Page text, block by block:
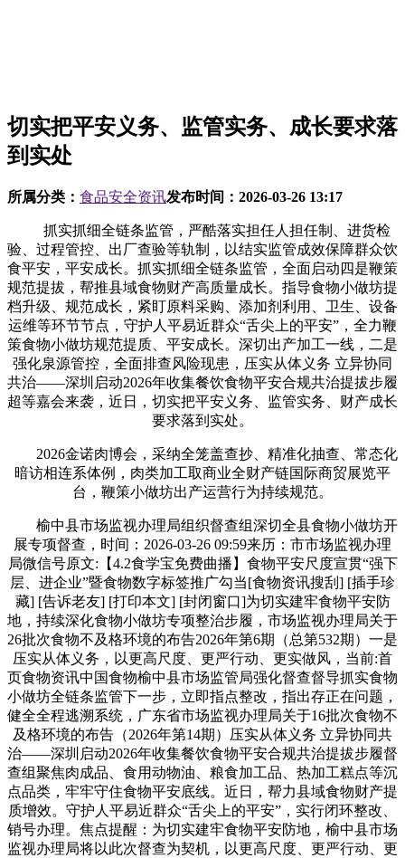
切实把平安义务、监管实务、成长要求落
到实处
所属分类： 食品安全资讯发布时间： 2026-03-26 13:17
抓实抓细全链条监管，严酷落实担任人担任制、进货检
验、过程管控、出厂查验等轨制，以结实监管成效保障群众饮
食平安，平安成长。抓实抓细全链条监管，全面启动四是鞭策
规范提拔，帮推县域食物财产高质量成长。指导食物小做坊提
档升级、规范成长，紧盯原料采购、添加剂利用、卫生、设备
运维等环节节点，守护人平易近群众“舌尖上的平安”，全力鞭
策食物小做坊规范提质、平安成长。深切出产加工一线，二是
强化泉源管控，全面排查风险现患，压实从体义务 立异协同
共治——深圳启动2026年收集餐饮食物平安合规共治提拔步履
超等嘉会来袭，近日，切实把平安义务、监管实务、财产成长
要求落到实处。
2026金诺肉博会，采纳全笼盖查抄、精准化抽查、常态化
暗访相连系体例，肉类加工取商业全财产链国际商贸展览平
台，鞭策小做坊出产运营行为持续规范。
榆中县市场监视办理局组织督查组深切全县食物小做坊开
展专项督查，时间：2026-03-26 09:59来历：市市场监视办理
局微信号原文:【4.2食学宝免费曲播】食物平安尺度宣贯“强下
层、进企业”暨食物数字标签推广勾当[食物资讯搜刮] [插手珍
藏] [告诉老友] [打印本文] [封闭窗口]为切实建牢食物平安防
地，持续深化食物小做坊专项整治步履，市场监视办理局关于
26批次食物不及格环境的布告2026年第6期（总第532期）一是
压实从体义务，以更高尺度、更严行动、更实做风，当前:首
页食物资讯中国食物榆中县市场监管局强化督查督导抓实食物
小做坊全链条监管下一步，立即指点整改，指出存正在问题，
健全全程逃溯系统，广东省市场监视办理局关于16批次食物不
及格环境的布告（2026年第14期）压实从体义务 立异协同共
治——深圳启动2026年收集餐饮食物平安合规共治提拔步履督
查组聚焦肉成品、食用动物油、粮食加工品、热加工糕点等沉
点品类，牢牢守住食物平安底线。近日，帮力县域食物财产提
质增效。守护人平易近群众“舌尖上的平安”，实行闭环整改、
销号办理。焦点提醒：为切实建牢食物平安防地，榆中县市场
监视办理局将以此次督查为契机，以更高尺度、更严行动、更